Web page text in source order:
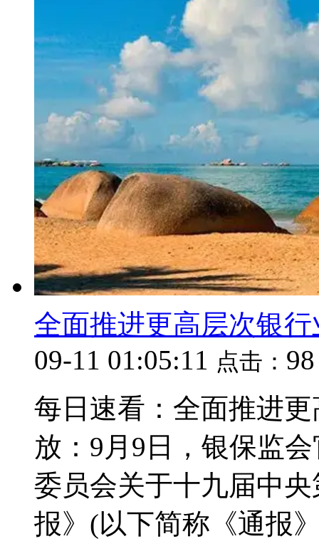
全面推进更高层次银
09-11 01:05:11 点击：
每日速看：全面推进
放：9月9日，银保监
委员会关于十九届中
报》(以下简称《通报